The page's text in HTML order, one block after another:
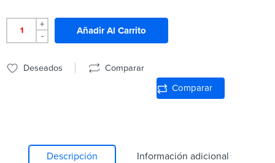
+
-
Añadir Al Carrito
Deseados Comparar
Comparar
Descripción Información adicional